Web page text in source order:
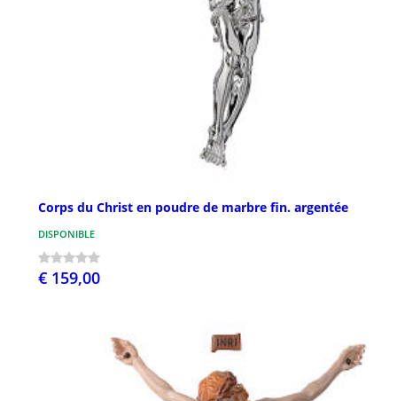
Corps du Christ en poudre de marbre fin. argentée
DISPONIBLE
€ 159,00